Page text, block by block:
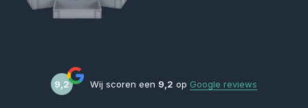
9,2 Wij scoren een 9,2 op Google reviews